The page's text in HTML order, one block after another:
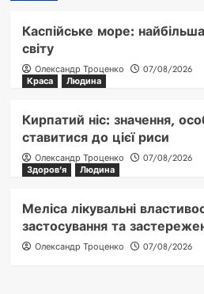
Каспійське море:
світу
Олександр Троценко
07/08/2026
Краса
Людина
Кирпатий ніс: значення,
ставитися до цієї риси
Олександр Троценко
07/08/2026
Здоров'я
Людина
Меліса лікувальні
застосування та
Олександр Троценко 07/08/2026